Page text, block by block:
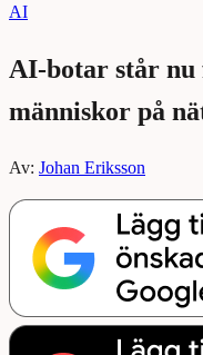
AI
AI-botar står
människor på
Av: Johan Eriksson